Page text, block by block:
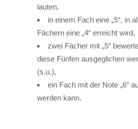
lauten,
in einem Fach eine „5“, in
Fächern eine „4“ erreicht wird,
zwei Fächer mit „5“
diese Fünfen ausgeglichen
(s.u.),
ein Fach mit der Note „6“
werden kann.